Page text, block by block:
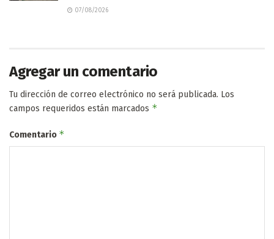
07/08/2026
Agregar un comentario
Tu dirección de correo electrónico no será publicada. Los
campos requeridos están marcados *
Comentario *